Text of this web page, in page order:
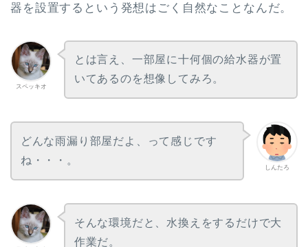
器を設置するという発想はごく自然なことなんだ。
スペッキオ
とは言え、一部屋に十何個の給水器が置
いてあるのを想像してみろ。
しんたろ
どんな雨漏り部屋だよ、って感じです
ね・・・。
そんな環境だと、水換えをするだけで大
作業だ。